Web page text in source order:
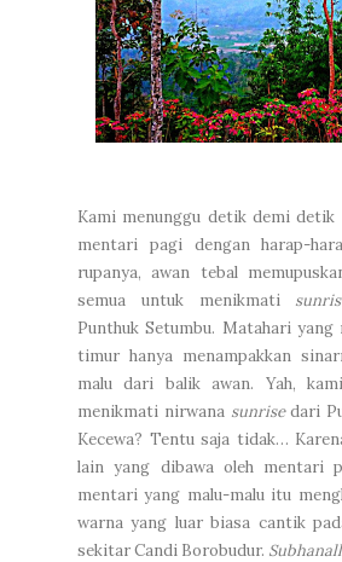
Kami menunggu detik demi detik
mentari pagi dengan harap-
rupanya, awan tebal
semua untuk menikmati
Punthuk Setumbu. Matahari
timur hanya menampakkan
malu dari balik awan. Yah,
menikmati nirwana sunrisedari
Kecewa? Tentu saja tidak…
lain yang dibawa oleh mentari
mentari yang malu-malu itu
warna yang luar biasa cantik
sekitar Candi Borobudur.